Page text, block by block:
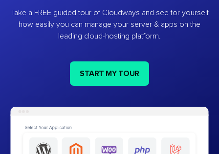
Take a FREE guided tour of Cloudways and see for yourself
how easily you can manage your server & apps on the
leading cloud-hosting platform.
START MY TOUR